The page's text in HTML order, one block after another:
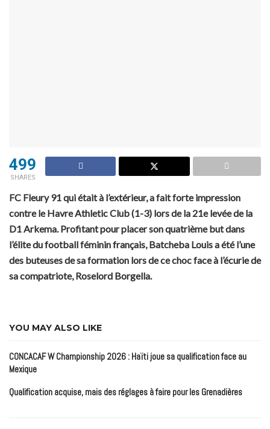
499
SHARES
FC Fleury 91 qui était à l’extérieur, a fait forte impression
contre le Havre Athletic Club (1-3) lors de la 21e levée de la
D1 Arkema. Profitant pour placer son quatrième but dans
l’élite du football féminin français, Batcheba Louis a été l’une
des buteuses de sa formation lors de ce choc face à l’écurie de
sa compatriote, Roselord Borgella.
YOU MAY ALSO LIKE
CONCACAF W Championship 2026 : Haïti joue sa qualification face au
Mexique
Qualification acquise, mais des réglages à faire pour les Grenadières